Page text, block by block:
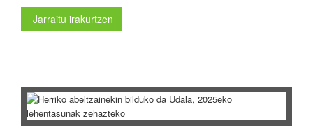
Jarraitu irakurtzen